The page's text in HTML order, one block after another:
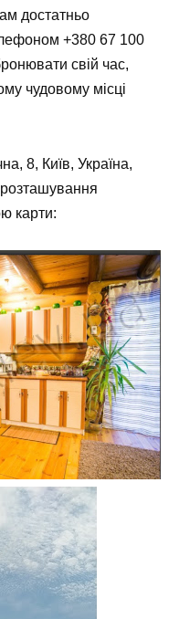
достатньо
+380 67 100
свій час,
чудовому місці
8, Київ, Україна,
карти: